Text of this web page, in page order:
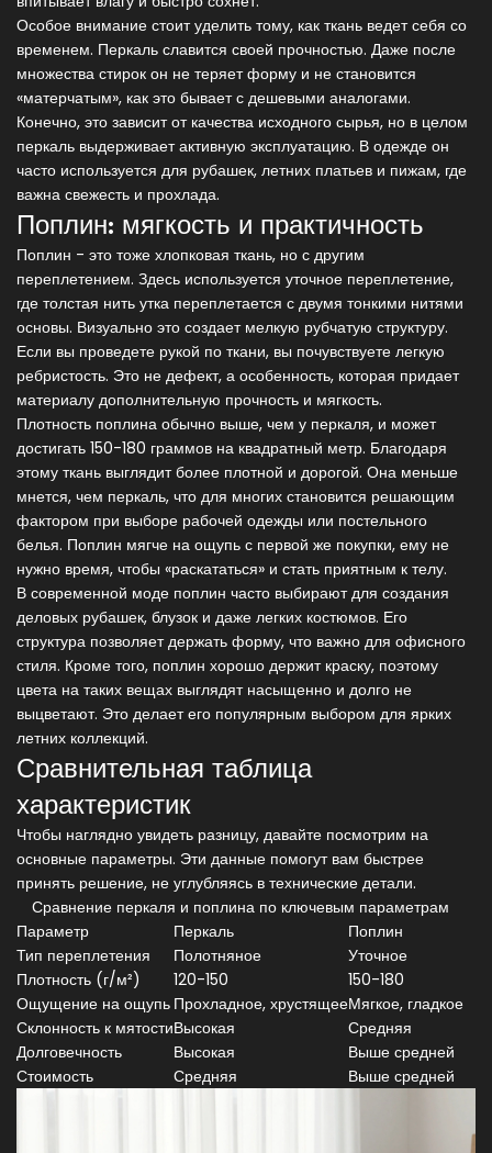
Особое внимание стоит уделить тому, как ткань ведет себя со
временем. Перкаль славится своей прочностью. Даже после
множества стирок он не теряет форму и не становится
«матерчатым», как это бывает с дешевыми аналогами.
Конечно, это зависит от качества исходного сырья, но в целом
перкаль выдерживает активную эксплуатацию. В одежде он
часто используется для рубашек, летних платьев и пижам, где
важна свежесть и прохлада.
Поплин: мягкость и практичность
Поплин - это тоже хлопковая ткань, но с другим
переплетением. Здесь используется уточное переплетение,
где толстая нить утка переплетается с двумя тонкими нитями
основы. Визуально это создает мелкую рубчатую структуру.
Если вы проведете рукой по ткани, вы почувствуете легкую
ребристость. Это не дефект, а особенность, которая придает
материалу дополнительную прочность и мягкость.
Плотность поплина обычно выше, чем у перкаля, и может
достигать 150-180 граммов на квадратный метр. Благодаря
этому ткань выглядит более плотной и дорогой. Она меньше
мнется, чем перкаль, что для многих становится решающим
фактором при выборе рабочей одежды или постельного
белья. Поплин мягче на ощупь с первой же покупки, ему не
нужно время, чтобы «раскататься» и стать приятным к телу.
В современной моде поплин часто выбирают для создания
деловых рубашек, блузок и даже легких костюмов. Его
структура позволяет держать форму, что важно для офисного
стиля. Кроме того, поплин хорошо держит краску, поэтому
цвета на таких вещах выглядят насыщенно и долго не
выцветают. Это делает его популярным выбором для ярких
летних коллекций.
Сравнительная таблица
характеристик
Чтобы наглядно увидеть разницу, давайте посмотрим на
основные параметры. Эти данные помогут вам быстрее
принять решение, не углубляясь в технические детали.
Сравнение перкаля и поплина по ключевым параметрам
Параметр
Перкаль
Поплин
Тип переплетения
Полотняное
Уточное
Плотность (г/м²)
120-150
150-180
Ощущение на ощупь Прохладное, хрустящееМягкое, гладкое
Склонность к мятостиВысокая
Средняя
Долговечность
Высокая
Выше средней
Стоимость
Средняя Выше средней